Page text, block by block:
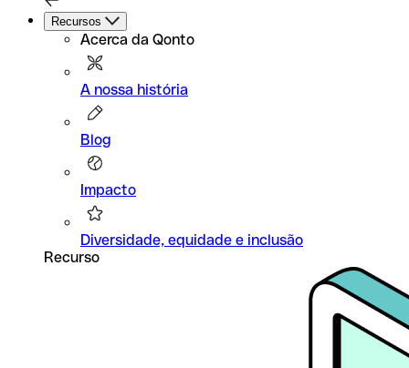
Recursos
Acerca da Qonto
A nossa história
Blog
Impacto
Diversidade, equidade e inclusão
Recurso